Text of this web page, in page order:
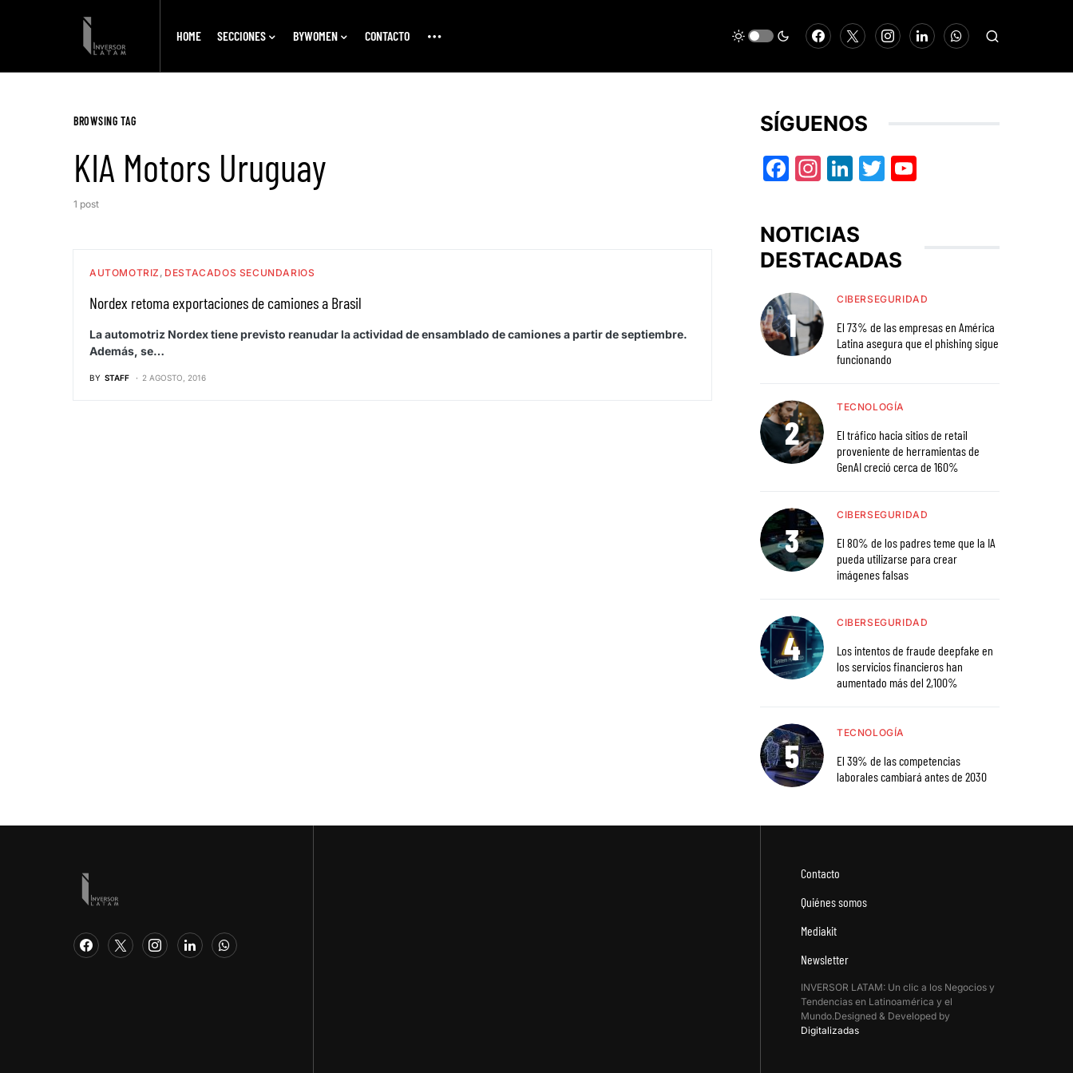
HOME SECCIONES BYWOMEN CONTACTO
BROWSING TAG
KIA Motors Uruguay
1 post
AUTOMOTRIZ DESTACADOS SECUNDARIOS
Nordex retoma exportaciones de camiones a Brasil
La automotriz Nordex tiene previsto reanudar la actividad de ensamblado de camiones a partir de septiembre.
Además, se…
BY STAFF 2 AGOSTO, 2016
SÍGUENOS
Facebook
Instagram
LinkedIn
Twitter
NOTICIAS
DESTACADAS
CIBERSEGURIDAD
El 73% de las empresas en América
Latina asegura que el phishing sigue
funcionando
TECNOLOGÍA
El tráfico hacia sitios de retail
proveniente de herramientas de
GenAI creció cerca de 160%
CIBERSEGURIDAD
El 80% de los padres teme que la IA
pueda utilizarse para crear
imágenes falsas
CIBERSEGURIDAD
Los intentos de fraude deepfake en
los servicios financieros han
aumentado más del 2,100%
TECNOLOGÍA
El 39% de las competencias
laborales cambiará antes de 2030
Contacto
Quiénes somos
Mediakit
Newsletter
INVERSOR LATAM: Un clic a los Negocios y
Tendencias en Latinoamérica y el
Mundo.Designed & Developed by
Digitalizadas